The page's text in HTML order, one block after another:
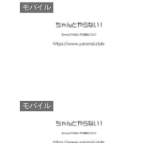
モバイル
モバイル